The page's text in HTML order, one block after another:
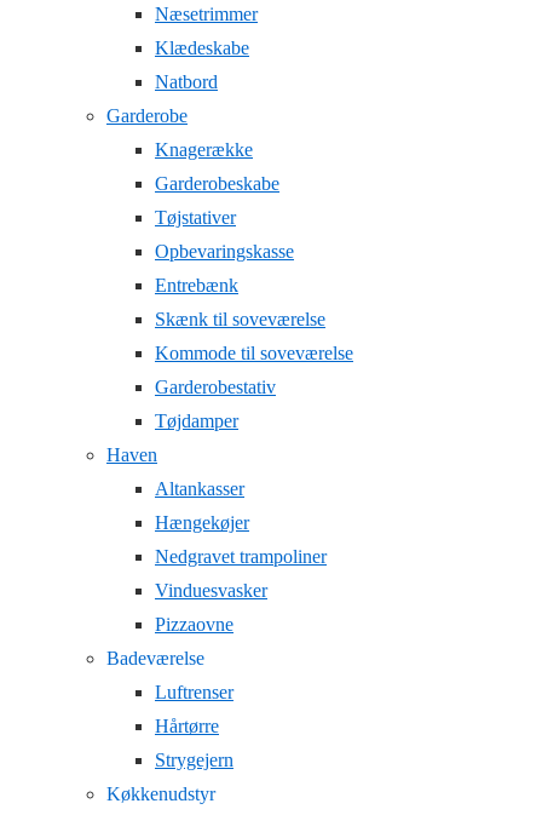
Næsetrimmer
Klædeskabe
Natbord
Garderobe
Knagerække
Garderobeskabe
Tøjstativer
Opbevaringskasse
Entrebænk
Skænk til soveværelse
Kommode til soveværelse
Garderobestativ
Tøjdamper
Haven
Altankasser
Hængekøjer
Nedgravet trampoliner
Vinduesvasker
Pizzaovne
Badeværelse
Luftrenser
Hårtørre
Strygejern
Køkkenudstyr